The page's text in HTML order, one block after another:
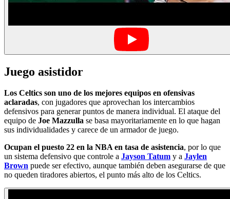
Juego asistidor
Los Celtics son uno de los mejores equipos en ofensivas
aclaradas, con jugadores que aprovechan los intercambios
defensivos para generar puntos de manera individual. El ataque del
equipo de Joe Mazzulla se basa mayoritariamente en lo que hagan
sus individualidades y carece de un armador de juego.
Ocupan el puesto 22 en la NBA en tasa de asistencia, por lo que
un sistema defensivo que controle a Jayson Tatum y a Jaylen
Brown puede ser efectivo, aunque también deben asegurarse de que
no queden tiradores abiertos, el punto más alto de los Celtics.